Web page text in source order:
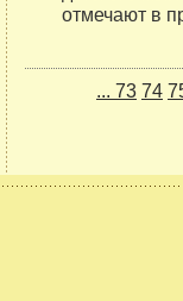
отмечают в
... 73 74